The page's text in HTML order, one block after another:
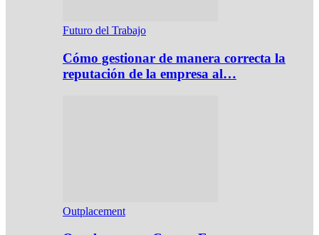
Futuro del Trabajo
Cómo gestionar de manera correcta la
reputación de la empresa al…
Outplacement